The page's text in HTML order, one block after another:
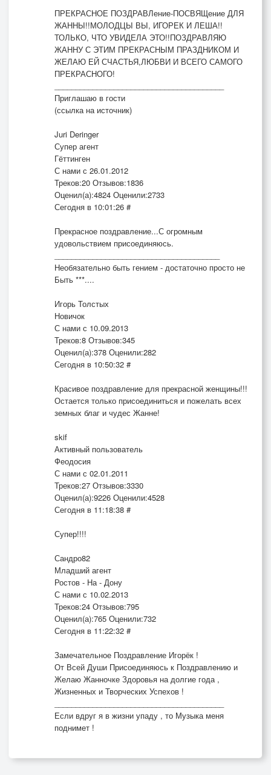
ПРЕКРАСНОЕ ПОЗДРАВЛение-ПОСВЯЩение ДЛЯ
ЖАННЫ!!МОЛОДЦЫ ВЫ, ИГОРЕК И ЛЕША!!
ТОЛЬКО, ЧТО УВИДЕЛА ЭТО!!ПОЗДРАВЛЯЮ
ЖАННУ С ЭТИМ ПРЕКРАСНЫМ ПРАЗДНИКОМ И
ЖЕЛАЮ ЕЙ СЧАСТЬЯ,ЛЮБВИ И ВСЕГО САМОГО
ПРЕКРАСНОГО!
Приглашаю в гости
(ссылка на источник)
Juri Deringer
Супер агент
Гёттинген
С нами с 26.01.2012
Треков:20 Отзывов:1836
Оценил(а):4824 Оценили:2733
Сегодня в 10:01:26 #
Прекрасное поздравление...С огромным
удовольствием присоединяюсь.
Необязательно быть гением - достаточно просто не
Быть ***....
Игорь Толстых
Новичок
С нами с 10.09.2013
Треков:8 Отзывов:345
Оценил(а):378 Оценили:282
Сегодня в 10:50:32 #
Красивое поздравление для прекрасной женщины!!!
Остается только присоединиться и пожелать всех
земных благ и чудес Жанне!
skif
Активный пользователь
Феодосия
С нами с 02.01.2011
Треков:27 Отзывов:3330
Оценил(а):9226 Оценили:4528
Сегодня в 11:18:38 #
Супер!!!!
Сандро82
Младший агент
Ростов - На - Дону
С нами с 10.02.2013
Треков:24 Отзывов:795
Оценил(а):765 Оценили:732
Сегодня в 11:22:32 #
Замечательное Поздравление Игорёк !
От Всей Души Присоединяюсь к Поздравлению и
Желаю Жанночке Здоровья на долгие года ,
Жизненных и Творческих Успехов !
Если вдруг я в жизни упаду , то Музыка меня
поднимет !